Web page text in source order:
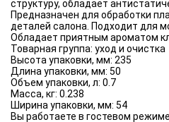
структуру, обладает
Предназначен для обработки
деталей салона. Подходит для
Обладает приятным ароматом
Товарная группа: уход и очистка
Высота упаковки, мм: 235
Длина упаковки, мм: 50
Объем упаковки, л: 0.7
Масса, кг: 0.238
Ширина упаковки, мм: 54
Вы работаете в гостевом